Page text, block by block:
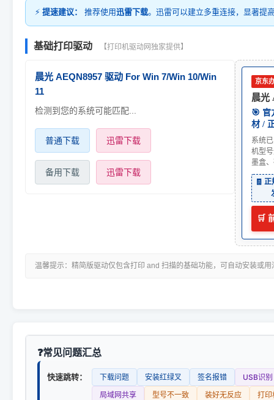
⚡ 提速建议： 推荐使用迅雷下载。迅雷可以建立多重连接，显著提
基础打印驱动 【打印机驱动网独家提供】
晨光 AEQN8957 驱动 For Win 7/Win 10/Win
11
检测到您的系统可能匹配...
普通下载 迅雷下载
备用下载 迅雷下载
京东
晨光
🎯 官
材 /
系统
机型
墨盒
🧾
🛒
温馨提示：精简版驱动仅包含打印 and 扫描的基础功能，可自动安装或
常见问题汇总
快速跳转： 下载问题 安装红绿叉 签名报错
USB识别
局域网共享
型号不一致 装好无反应
打印